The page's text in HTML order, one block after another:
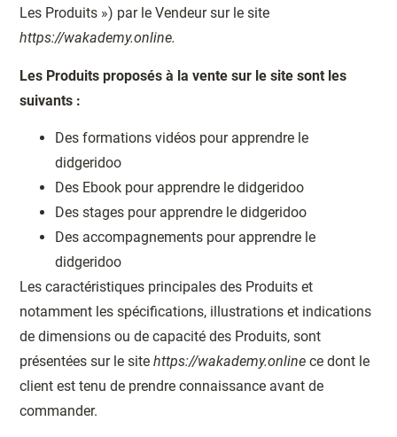
Les Produits ») par le Vendeur sur le site
https://wakademy.online.
Les Produits proposés à la vente sur le site sont les
suivants :
Des formations vidéos pour apprendre le
didgeridoo
Des Ebook pour apprendre le didgeridoo
Des stages pour apprendre le didgeridoo
Des accompagnements pour apprendre le
didgeridoo
Les caractéristiques principales des Produits et
notamment les spécifications, illustrations et indications
de dimensions ou de capacité des Produits, sont
présentées sur le sitehttps://wakademy.online ce dont le
client est tenu de prendre connaissance avant de
commander.